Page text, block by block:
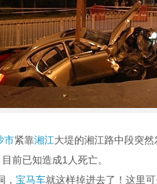
市紧靠湘江大堤的湘江路中段突然
前已知造成1人死亡。
宝马车就这样掉进去了！这里可